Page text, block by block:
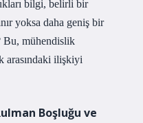
bilgi, belirli bir
yoksa daha geniş bir
Bu, mühendislik
arasındaki ilişkiyi
Boşluğu ve